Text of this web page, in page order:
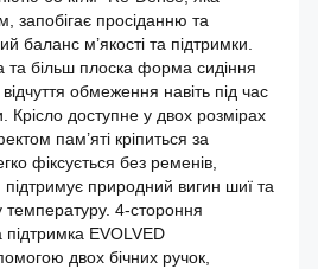
запобігає просіданню та
баланс м’якості та підтримки.
та більш плоска форма сидіння
обмеження навіть під час
Крісло доступне у двох розмірах
пам’яті кріпиться за
фіксується без ременів,
підтримує природний вигин шиї та
4-стороння
EVOLVED
двох бічних ручок,